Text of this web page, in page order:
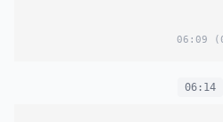
06:09
06:14